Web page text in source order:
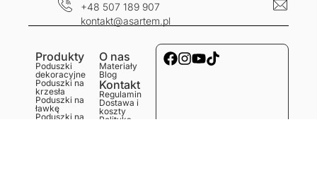
+48 507 189 907
kontakt@asartem.pl
Produkty
Poduszki
dekoracyjne
Poduszki na
krzesła
Poduszki na
ławkę
Poduszki na
O nas
Materiały
Blog
Kontakt
Regulamin
Dostawa i
koszty
Polityka